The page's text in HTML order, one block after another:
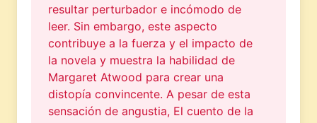
resultar perturbador e incómodo de
leer. Sin embargo, este aspecto
contribuye a la fuerza y el impacto de
la novela y muestra la habilidad de
Margaret Atwood para crear una
distopía convincente. A pesar de esta
sensación de angustia, El cuento de la